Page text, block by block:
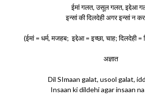
ईमां गलत, उसूल गलत, इद्देआ
इन्सां की दिलदेही अगर इन्सां न
(ईमां = धर्म, मजहब; इद्देआ = इच्छा, चाह; दिलदेही =
अज्ञात
Dil SImaan galat, usool galat,
Insaan ki dildehi agar insaan